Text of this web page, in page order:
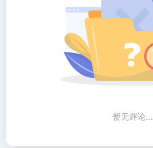
暂无评论...